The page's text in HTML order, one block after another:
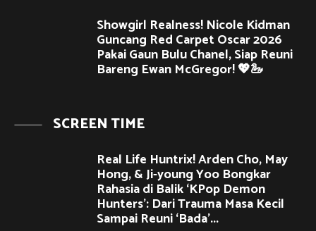
Showgirl Realness! Nicole Kidman
Guncang Red Carpet Oscar 2026
Pakai Gaun Bulu Chanel, Siap Reuni
Bareng Ewan McGregor! 💖🦢
SCREEN TIME
Real Life Huntrix! Arden Cho, May
Hong, & Ji-young Yoo Bongkar
Rahasia di Balik ‘KPop Demon
Hunters’: Dari Trauma Masa Kecil
Sampai Reuni ‘Bada’...